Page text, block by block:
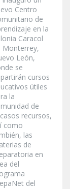
Centro
de
en la
Caracol
Monterrey,
León,
se
cursos
útiles
la
de
recursos,
como
las
de
en
del
del